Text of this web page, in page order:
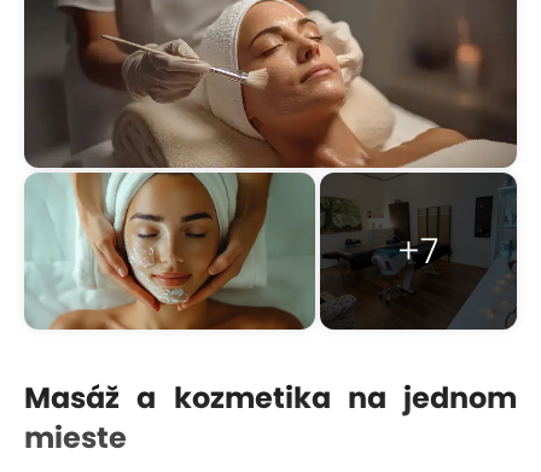
+7
Masáž a kozmetika na jednom
mieste